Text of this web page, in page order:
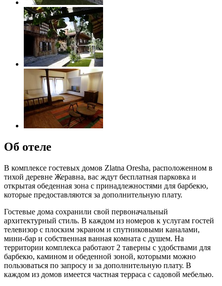
Об отеле
В комплексе гостевых домов Zlatna Oresha, расположенном в
тихой деревне Жеравна, вас ждут бесплатная парковка и
открытая обеденная зона с принадлежностями для барбекю,
которые предоставляются за дополнительную плату.
Гостевые дома сохранили свой первоначальный
архитектурный стиль. В каждом из номеров к услугам гостей
телевизор с плоским экраном и спутниковыми каналами,
мини-бар и собственная ванная комната с душем. На
территории комплекса работают 2 таверны с удобствами для
барбекю, камином и обеденной зоной, которыми можно
пользоваться по запросу и за дополнительную плату. В
каждом из домов имеется частная терраса с садовой мебелью.